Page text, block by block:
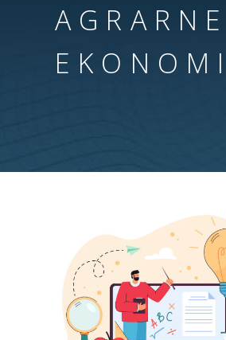
AGRARNE